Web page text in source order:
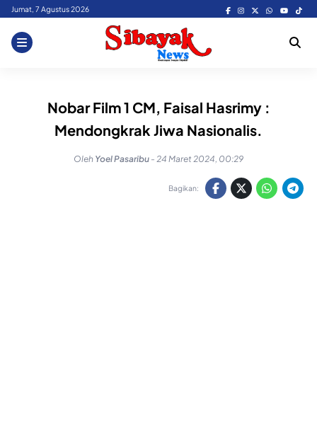
Skip
content
Jumat, 7 Agustus 2026
Nobar Film 1 CM, Faisal Hasrimy :
Mendongkrak Jiwa Nasionalis.
Oleh Yoel Pasaribu - 24 Maret 2024, 00:29
Bagikan: